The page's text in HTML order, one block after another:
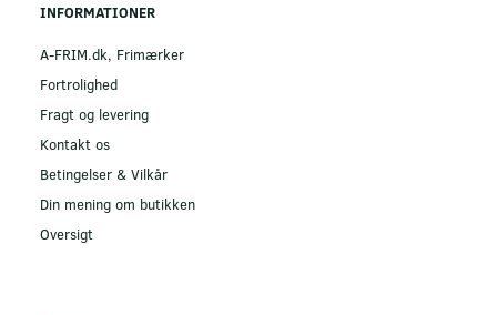
INFORMATIONER
A-FRIM.dk, Frimærker
Fortrolighed
Fragt og levering
Kontakt os
Betingelser & Vilkår
Din mening om butikken
Oversigt